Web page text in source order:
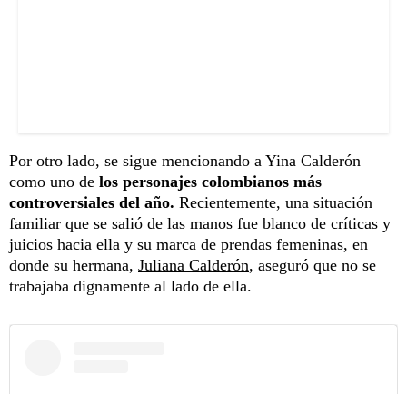
Por otro lado, se sigue mencionando a Yina Calderón
como uno de los personajes colombianos más
controversiales del año. Recientemente, una situación
familiar que se salió de las manos fue blanco de críticas y
juicios hacia ella y su marca de prendas femeninas, en
donde su hermana, Juliana Calderón, aseguró que no se
trabajaba dignamente al lado de ella.